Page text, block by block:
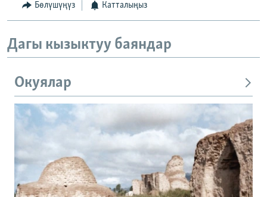
Бөлүшүңүз Катталыңыз
Дагы кызыктуу баяндар
Окуялар